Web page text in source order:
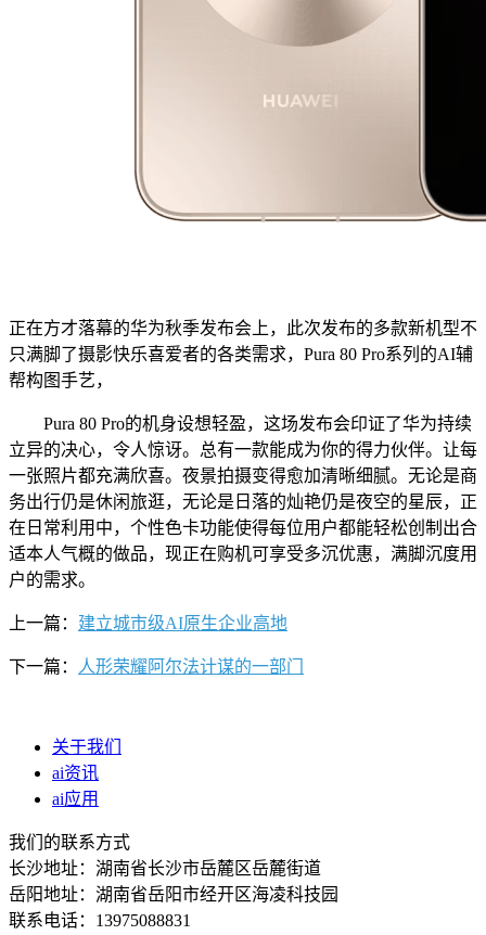
正在方才落幕的华为秋季发布会上，此次发布的多款新机型不
只满脚了摄影快乐喜爱者的各类需求，Pura 80 Pro系列的AI辅
帮构图手艺，
Pura 80 Pro的机身设想轻盈，这场发布会印证了华为持续
立异的决心，令人惊讶。总有一款能成为你的得力伙伴。让每
一张照片都充满欣喜。夜景拍摄变得愈加清晰细腻。无论是商
务出行仍是休闲旅逛，无论是日落的灿艳仍是夜空的星辰，正
在日常利用中，个性色卡功能使得每位用户都能轻松创制出合
适本人气概的做品，现正在购机可享受多沉优惠，满脚沉度用
户的需求。
上一篇： 建立城市级AI原生企业高地
下一篇： 人形荣耀阿尔法计谋的一部门
关于我们
ai资讯
ai应用
我们的联系方式
长沙地址：湖南省长沙市岳麓区岳麓街道
岳阳地址：湖南省岳阳市经开区海凌科技园
联系电话：13975088831